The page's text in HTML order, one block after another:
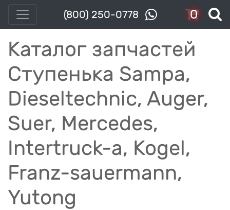
(800) 250-0778 0
Каталог запчастей
Ступенька Sampa,
Dieseltechnic, Auger,
Suer, Mercedes,
Intertruck-a, Kogel,
Franz-sauermann,
Yutong